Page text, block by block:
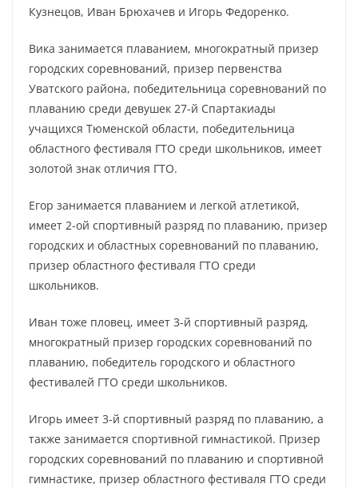
Кузнецов, Иван Брюхачев и Игорь Федоренко.
Вика занимается плаванием, многократный призер
городских соревнований, призер первенства
Уватского района, победительница соревнований по
плаванию среди девушек 27-й Спартакиады
учащихся Тюменской области, победительница
областного фестиваля ГТО среди школьников, имеет
золотой знак отличия ГТО.
Егор занимается плаванием и легкой атлетикой,
имеет 2-ой спортивный разряд по плаванию, призер
городских и областных соревнований по плаванию,
призер областного фестиваля ГТО среди
школьников.
Иван тоже пловец, имеет 3-й спортивный разряд,
многократный призер городских соревнований по
плаванию, победитель городского и областного
фестивалей ГТО среди школьников.
Игорь имеет 3-й спортивный разряд по плаванию, а
также занимается спортивной гимнастикой. Призер
городских соревнований по плаванию и спортивной
гимнастике, призер областного фестиваля ГТО среди